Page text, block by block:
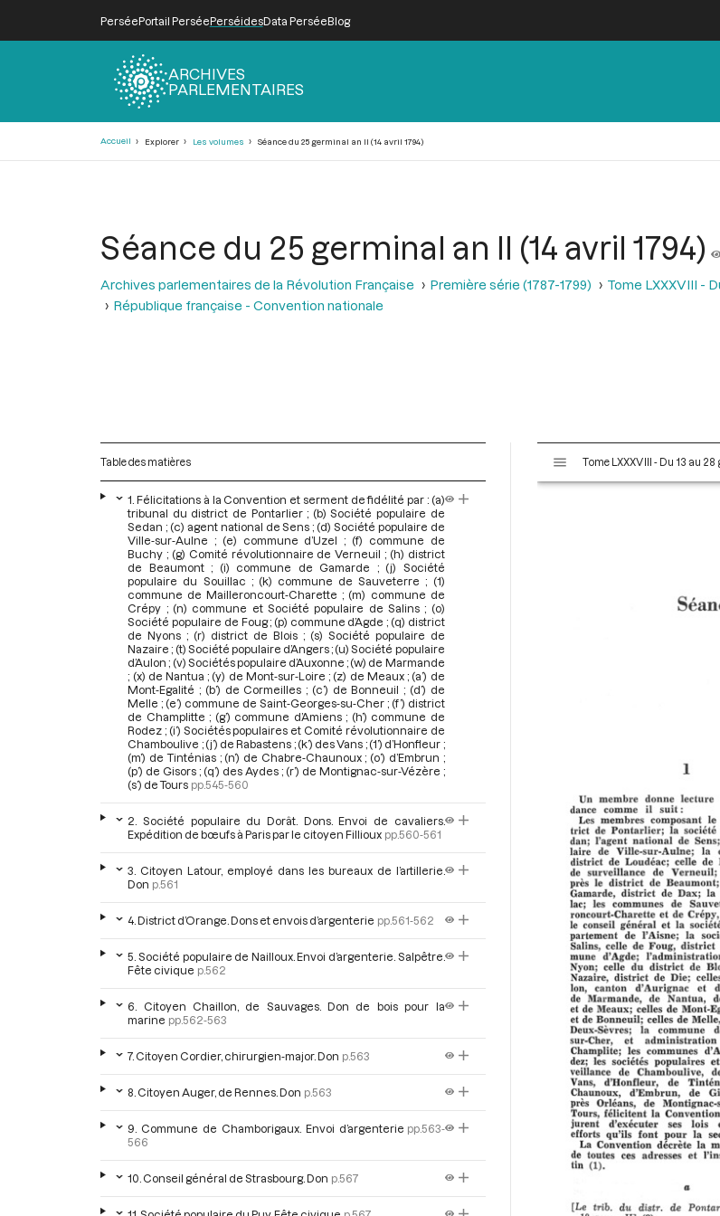
PerséePortail PerséePerséidesData PerséeBlog
ARCHIVES
PARLEMENTAIRES
Accueil Explorer Les volumes Séance du 25 germinal an II (14 avril 1794)
Séance du 25 germinal an II (14 avril 1794)
Archives parlementaires de la Révolution Française Première série (1787-1799)
Tome LXXXVIII -
République française - Convention nationale
Table des matières
1. Félicitations à la Convention et serment de fidélité par : (a)
tribunal du district de Pontarlier ; (b) Société populaire de
Sedan ; (c) agent national de Sens ; (d) Société populaire de
Ville-sur-Aulne ; (e) commune d’Uzel ; (f) commune de
Buchy ; (g) Comité révolutionnaire de Verneuil ; (h) district
de Beaumont ; (i) commune de Gamarde ; (j) Société
populaire du Souillac ; (k) commune de Sauveterre ; (1)
commune de Mailleroncourt-Charette ; (m) commune de
Crépy ; (n) commune et Société populaire de Salins ; (o)
Société populaire de Foug ; (p) commune d’Agde ; (q) district
de Nyons ; (r) district de Blois ; (s) Société populaire de
Nazaire ; (t) Société populaire d’Angers ; (u) Société populaire
d’Aulon ; (v) Sociétés populaire d’Auxonne ; (w) de Marmande
; (x) de Nantua ; (y) de Mont-sur-Loire ; (z) de Meaux ; (a’) de
Mont-Egalité ; (b’) de Cormeilles ; (c’) de Bonneuil ; (d’) de
Melle ; (e’) commune de Saint-Georges-su-Cher ; (f’) district
de Champlitte ; (g’) commune d’Amiens ; (h’) commune de
Rodez ; (i’) Sociétés populaires et Comité révolutionnaire de
Chamboulive ; (j’) de Rabastens ; (k’) des Vans ; (1’) d’Honfleur ;
(m’) de Tinténias ; (n’) de Chabre-Chaunoux ; (o’) d’Embrun ;
(p’) de Gisors ; (q’) des Aydes ; (r’) de Montignac-sur-Vézère ;
(s’) de Tours pp.545-560
2. Société populaire du Dorât. Dons. Envoi de cavaliers.
Expédition de bœufs à Paris par le citoyen Fillioux pp.560-561
3. Citoyen Latour, employé dans les bureaux de l’artillerie.
Don p.561
4. District d’Orange. Dons et envois d’argenterie pp.561-562
5. Société populaire de Nailloux. Envoi d’argenterie. Salpêtre.
Fête civique p.562
6. Citoyen Chaillon, de Sauvages. Don de bois pour la
marine pp.562-563
7. Citoyen Cordier, chirurgien-major. Don p.563
8. Citoyen Auger, de Rennes. Don p.563
9. Commune de Chamborigaux. Envoi d’argenterie pp.563-
566
10. Conseil général de Strasbourg. Don p.567
s
Tome LXXXVIII - Du 13 au